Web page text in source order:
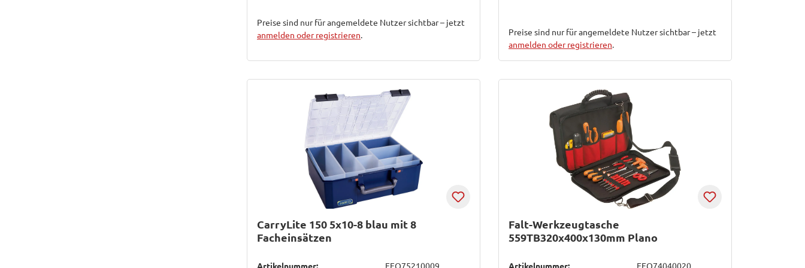
Preise sind nur für angemeldete Nutzer sichtbar – jetzt
anmelden oder registrieren.
Preise sind nur für angemeldete Nutzer sichtbar – jetzt
anmelden oder registrieren.
CarryLite 150 5x10-8 blau mit 8
Facheinsätzen
Artikelnummer: EFO75210009
Falt-Werkzeugtasche
559TB320x400x130mm Plano
Artikelnummer: EFO74040020